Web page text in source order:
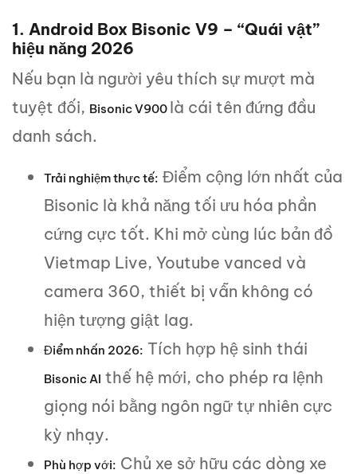
1. Android Box Bisonic V9 – “Quái vật”
hiệu năng 2026
Nếu bạn là người yêu thích sự mượt mà
tuyệt đối, Bisonic V900 là cái tên đứng đầu
danh sách.
Trải nghiệm thực tế: Điểm cộng lớn nhất của
Bisonic là khả năng tối ưu hóa phần
cứng cực tốt. Khi mở cùng lúc bản đồ
Vietmap Live, Youtube vanced và
camera 360, thiết bị vẫn không có
hiện tượng giật lag.
Điểm nhấn 2026: Tích hợp hệ sinh thái
Bisonic AI thế hệ mới, cho phép ra lệnh
giọng nói bằng ngôn ngữ tự nhiên cực
kỳ nhạy.
Phù hợp với: Chủ xe sở hữu các dòng xe